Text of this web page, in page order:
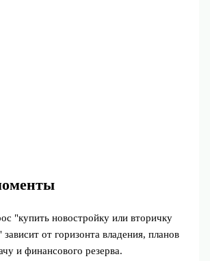
"купить новостройку или вторичку
от горизонта владения, планов
и финансового резерва.